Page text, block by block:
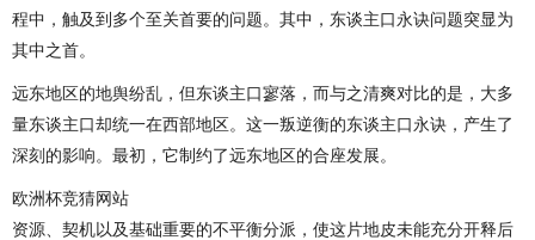
程中，触及到多个至关首要的问题。其中，东谈主口永诀问题突显为
其中之首。
远东地区的地舆纷乱，但东谈主口寥落，而与之清爽对比的是，大多
量东谈主口却统一在西部地区。这一叛逆衡的东谈主口永诀，产生了
深刻的影响。最初，它制约了远东地区的合座发展。
欧洲杯竞猜网站
资源、契机以及基础重要的不平衡分派，使这片地皮未能充分开释后